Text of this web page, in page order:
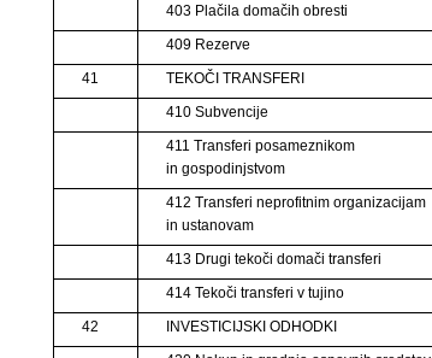
403 Plačila domačih obresti
409 Rezerve
41
TEKOČI TRANSFERI
410 Subvencije
411 Transferi posameznikom
in gospodinjstvom
412 Transferi neprofitnim organizacijam
in ustanovam
413 Drugi tekoči domači transferi
414 Tekoči transferi v tujino
42
INVESTICIJSKI ODHODKI